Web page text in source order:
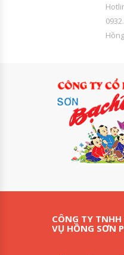
Hồng
CÔNG TY
VỤ HỒNG SƠN